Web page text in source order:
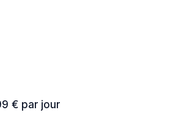
€ par jour